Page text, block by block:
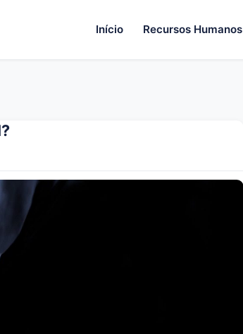
Início Recursos Humanos